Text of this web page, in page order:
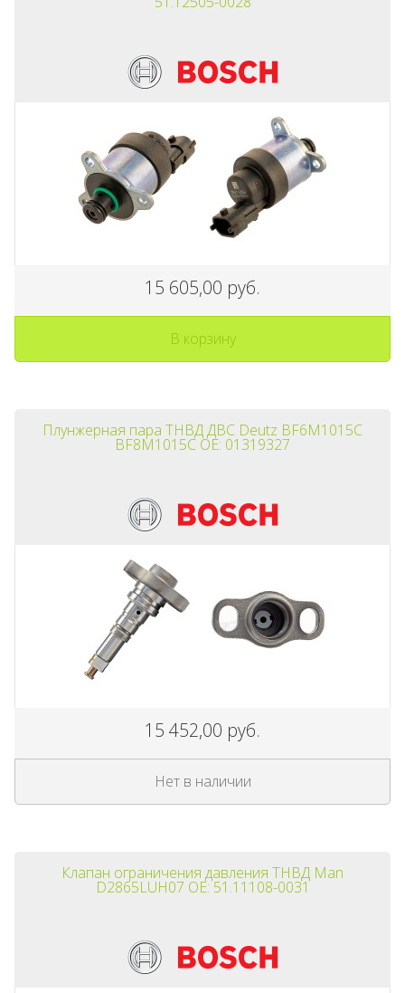
15 605,00 руб.
В корзину
Плунжерная пара ТНВД ДВС Deutz BF6M1015C
BF8M1015C OE: 01319327
15 452,00 руб.
Нет в наличии
Клапан ограничения давления ТНВД Man
D2865LUH07 OE: 51.11108-0031